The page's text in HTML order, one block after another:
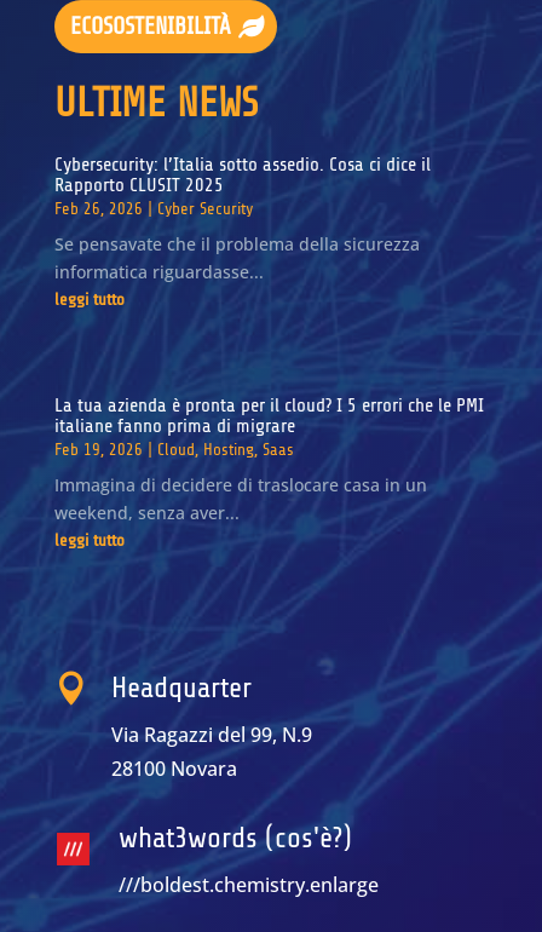
ECOSOSTENIBILITÀ
ULTIME NEWS
Cybersecurity: l’Italia sotto assedio. Cosa ci dice il
Rapporto CLUSIT 2025
Feb 26, 2026 Cyber Security
Se pensavate che il problema della sicurezza
informatica riguardasse...
leggi tutto
La tua azienda è pronta per il cloud? I 5 errori che le PMI
italiane fanno prima di migrare
Feb 19, 2026 Cloud Hosting Saas
Immagina di decidere di traslocare casa in un
weekend, senza aver...
leggi tutto
 Headquarter
Via Ragazzi del 99, N.9
28100 Novara
what3words (cos'è?)
///boldest.chemistry.enlarge